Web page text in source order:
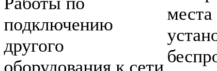
подключению
другого
оборудования к сети
места